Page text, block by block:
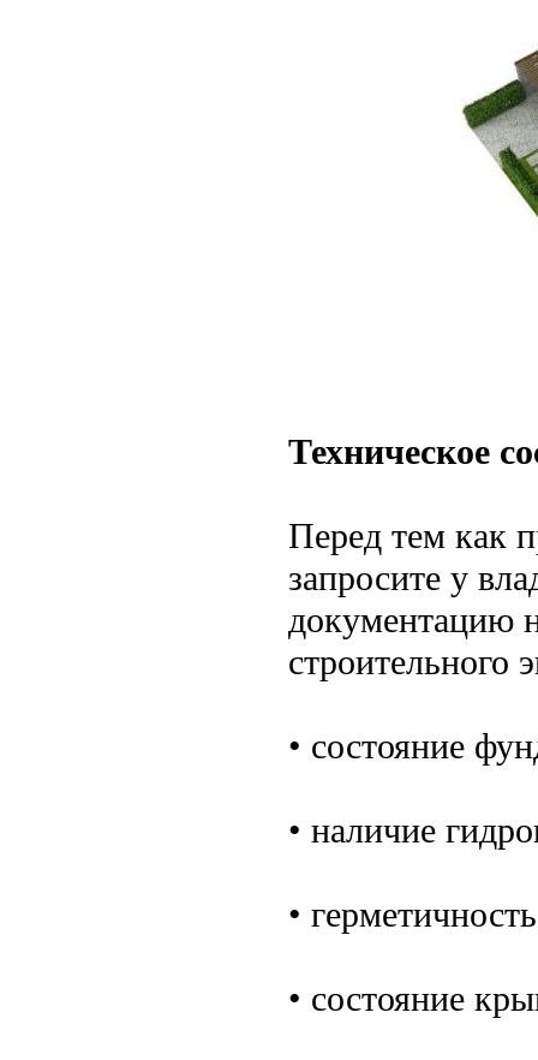
Техническое
Перед тем как
запросите у
документацию
строительного
• состояние
• наличие
•
• состояние